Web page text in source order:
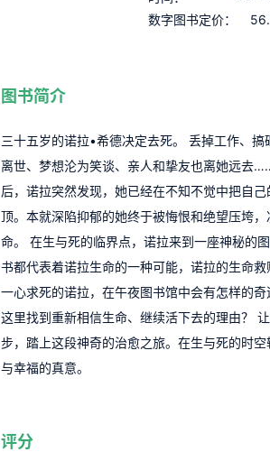
数字图书定价：
图书简介
三十五岁的诺拉•希德决定去死。 丢掉工作、搞
离世、梦想沦为笑谈、亲人和挚友也离她远去
后，诺拉突然发现，她已经在不知不觉中把自
顶。本就深陷抑郁的她终于被悔恨和绝望压垮
命。 在生与死的临界点，诺拉来到一座神秘的
书都代表着诺拉生命的一种可能，诺拉的生命
一心求死的诺拉，在午夜图书馆中会有怎样的
这里找到重新相信生命、继续活下去的理由？
步，踏上这段神奇的治愈之旅。在生与死的时
与幸福的真意。
评分